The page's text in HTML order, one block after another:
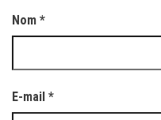
Nom *
E-mail *